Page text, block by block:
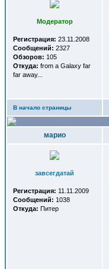
Модератор
Регистрация: 23.11.2008
Сообщений: 2327
Обзоров: 105
Откуда: from a Galaxy far
far away...
В начало страницы
марио
завсегдатай
Регистрация: 11.11.2009
Сообщений: 1038
Откуда: Питер